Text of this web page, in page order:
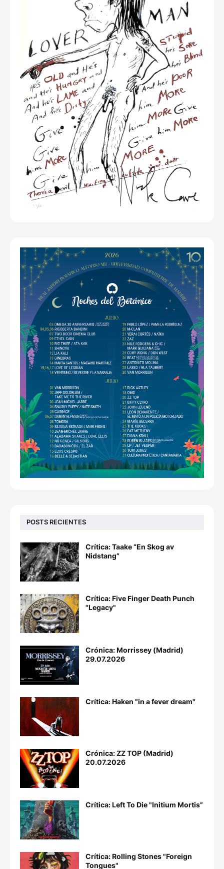
POSTS RECIENTES
Crítica: Taake “En Skog av
Nidstang”
Crítica: Five Finger Death Punch
"Legacy"
Crónica: Morrissey (Madrid)
29.07.2026
Crítica: Haken "in a fever dream"
Crónica: ZZ TOP (Madrid)
20.07.2026
Crítica: Left To Die "Initium Mortis”
Crítica: Rolling Stones "Foreign
Tongues"